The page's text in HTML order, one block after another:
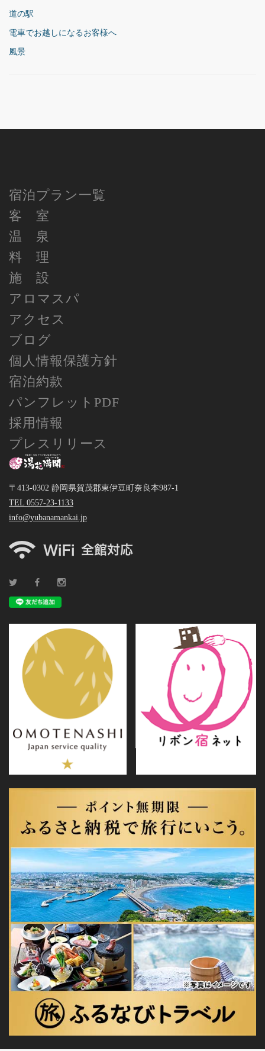
道の駅
電車でお越しになるお客様へ
風景
宿泊プラン一覧
客 室
温 泉
料 理
施 設
アロマスパ
アクセス
ブログ
個人情報保護方針
宿泊約款
パンフレットPDF
採用情報
プレスリリース
〒413-0302 静岡県賀茂郡東伊豆町奈良本987-1
TEL 0557-23-1133
info@yubanamankai.jp